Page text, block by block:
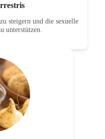
steigern und die sexuelle
unterstützen.